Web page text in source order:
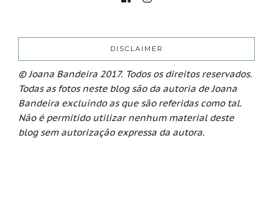
DISCLAIMER
© Joana Bandeira 2017. Todos os direitos reservados.
Todas as fotos neste blog são da autoria de Joana
Bandeira excluindo as que são referidas como tal.
Não é permitido utilizar nenhum material deste
blog sem autorização expressa da autora.